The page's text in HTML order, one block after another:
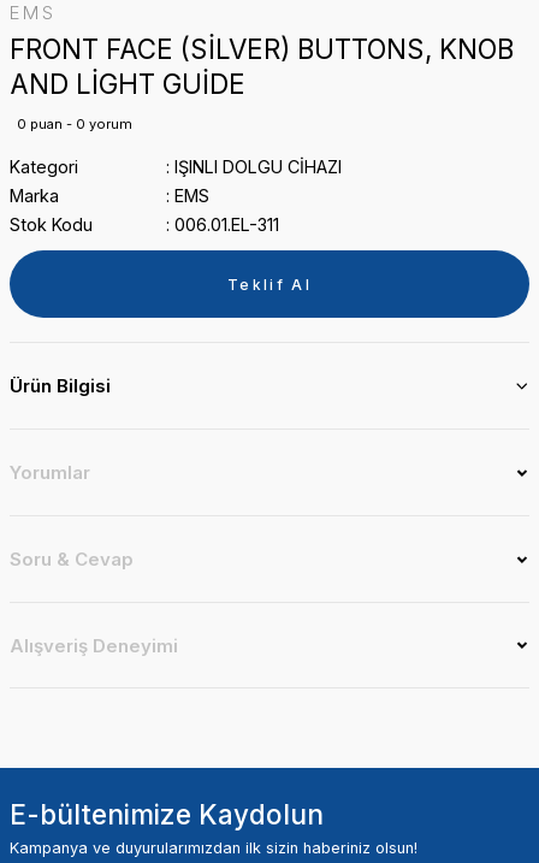
EMS
FRONT FACE (SİLVER) BUTTONS, KNOB
AND LİGHT GUİDE
0 puan - 0 yorum
Kategori
IŞINLI DOLGU CİHAZI
Marka
EMS
Stok Kodu
006.01.EL-311
Teklif Al
Ürün Bilgisi
Yorumlar
Soru & Cevap
Alışveriş Deneyimi
E-bültenimize Kaydolun
Kampanya ve duyurularımızdan ilk sizin haberiniz olsun!